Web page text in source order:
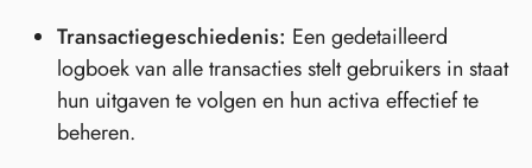
Transactiegeschiedenis: Een gedetailleerd
logboek van alle transacties stelt gebruikers in staat
hun uitgaven te volgen en hun activa effectief te
beheren.